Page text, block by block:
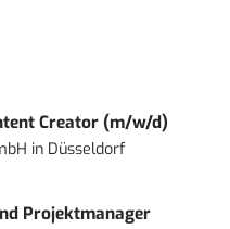
Creator (m/w/d)
in Düsseldorf
Projektmanager